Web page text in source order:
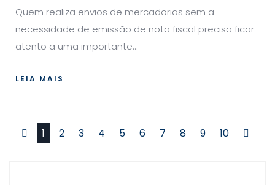
Quem realiza envios de mercadorias sem a
necessidade de emissão de nota fiscal precisa ficar
atento a uma importante...
LEIA MAIS
Primeiro
1 2 3 4 5 6 7 8 9 10